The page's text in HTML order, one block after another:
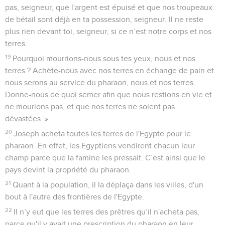
pas, seigneur, que l'argent est épuisé et que nos troupeaux
de bétail sont déjà en ta possession, seigneur. Il ne reste
plus rien devant toi, seigneur, si ce n’est notre corps et nos
terres.
19 Pourquoi mourrions-nous sous tes yeux, nous et nos
terres ? Achète-nous avec nos terres en échange de pain et
nous serons au service du pharaon, nous et nos terres.
Donne-nous de quoi semer afin que nous restions en vie et
ne mourions pas, et que nos terres ne soient pas
dévastées. »
20 Joseph acheta toutes les terres de l'Egypte pour le
pharaon. En effet, les Egyptiens vendirent chacun leur
champ parce que la famine les pressait. C’est ainsi que le
pays devint la propriété du pharaon.
21 Quant à la population, il la déplaça dans les villes, d'un
bout à l'autre des frontières de l'Egypte.
22 Il n’y eut que les terres des prêtres qu’il n'acheta pas,